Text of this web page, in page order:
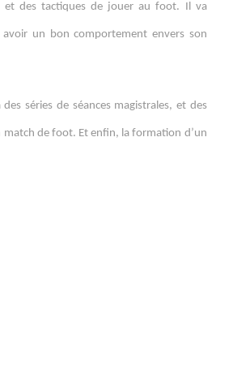
et des tactiques de jouer au foot. Il va
un bon comportement envers son
séries de séances magistrales, et des
match de foot. Et enfin, la formation d’un